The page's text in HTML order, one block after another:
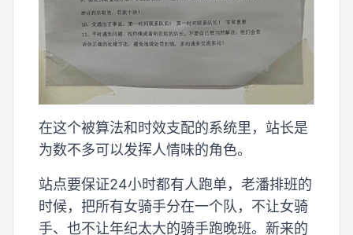
在这个被算法和时效支配的系统里，站长是
为数不多可以发挥人情味的角色。
站点要保证24小时都有人跑单，老潘排班的
时候，把所有女骑手分在一个队，不让女骑
手、也不让年纪太大的骑手跑晚班。新来的